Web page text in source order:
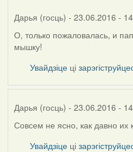
Дарья (госць) - 23.06.2016 -
О, только пожаловалась, и
мышку!
Увайдзіце ці
Дарья (госць) - 23.06.2016 -
Совсем не ясно, как давно их
Увайдзіце ці